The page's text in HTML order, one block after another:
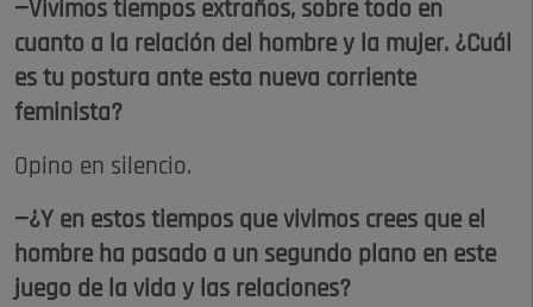
—Vivimos tiempos extraños, sobre todo en
cuanto a la relación del hombre y la mujer. ¿Cuál
es tu postura ante esta nueva corriente
feminista?
Opino en silencio.
—¿Y en estos tiempos que vivimos crees que el
hombre ha pasado a un segundo plano en este
juego de la vida y las relaciones?